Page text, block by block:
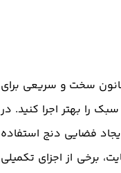
سخت و سریعی برای
را بهتر اجرا کنید. در
فضایی دنج استفاده
برخی از اجزای تکمیلی